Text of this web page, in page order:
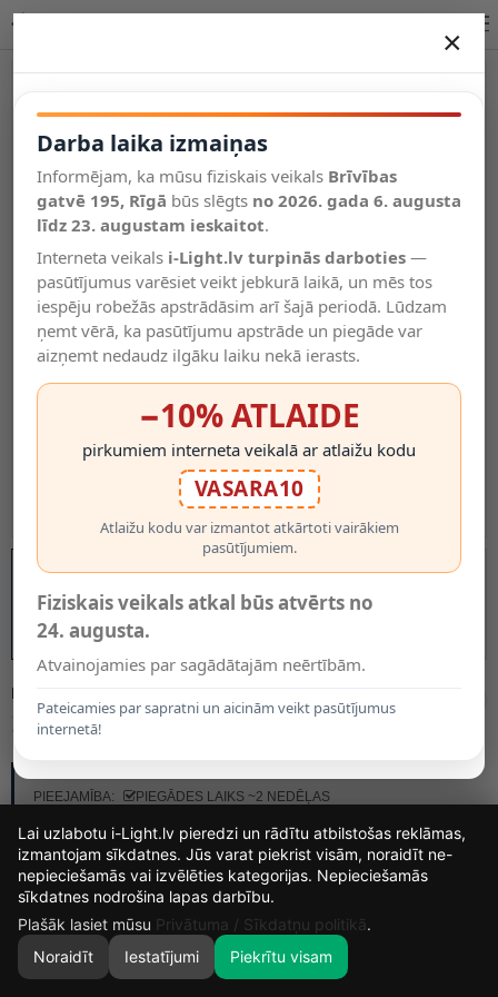
Salīdzināt
Vēlmju
saraksts
Valodas
0
MODELIS:
106.25€
PIEEJAMĪBA:
PIEGĀDES LAIKS ~2 NEDĒĻAS
×
Darba laika izmaiņas
Informējam, ka mūsu fiziskais veikals Brīvības
gatvē 195, Rīgā būs slēgts no 2026. gada 6. augusta
līdz 23. augustam ieskaitot.
Interneta veikals i-Light.lv turpinās darboties —
pasūtījumus varēsiet veikt jebkurā laikā, un mēs tos
iespēju robežās apstrādāsim arī šajā periodā. Lūdzam
ņemt vērā, ka pasūtījumu apstrāde un piegāde var
aizņemt nedaudz ilgāku laiku nekā ierasts.
−10% ATLAIDE
pirkumiem interneta veikalā ar atlaižu kodu
VASARA10
Atlaižu kodu var izmantot atkārtoti vairākiem
pasūtījumiem.
Fiziskais veikals atkal būs atvērts no
24. augusta.
Atvainojamies par sagādātajām neērtībām.
Pateicamies par sapratni un aicinām veikt pasūtījumus
internetā!
13
DIENAS
14
STUNDAS
18
MIN.
15
Lai uzlabotu i-Light.lv pieredzi un rādītu atbilstošas reklāmas,
izmantojam sīkdatnes. Jūs varat piekrist visām, noraidīt ne-
nepieciešamās vai izvēlēties kategorijas. Nepieciešamās
sīkdatnes nodrošina lapas darbību.
Plašāk lasiet mūsu Privātuma / Sīkdatņu politikā.
Noraidīt
Iestatījumi Piekrītu visam